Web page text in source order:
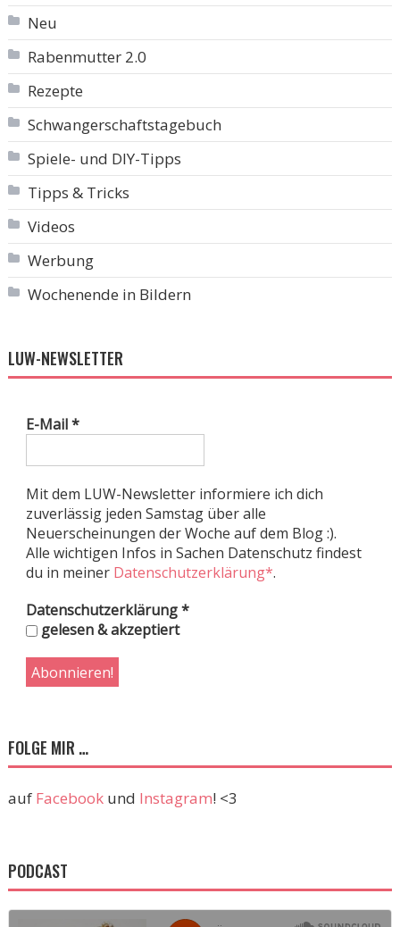
Neu
Rabenmutter 2.0
Rezepte
Schwangerschaftstagebuch
Spiele- und DIY-Tipps
Tipps & Tricks
Videos
Werbung
Wochenende in Bildern
LUW-NEWSLETTER
E-Mail*
Mit dem LUW-Newsletter informiere ich dich
zuverlässig jeden Samstag über alle
Neuerscheinungen der Woche auf dem Blog :).
Alle wichtigen Infos in Sachen Datenschutz findest
du in meiner Datenschutzerklärung*.
Datenschutzerklärung*
gelesen & akzeptiert
FOLGE MIR …
auf Facebookund Instagram! <3
PODCAST